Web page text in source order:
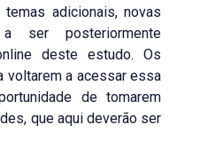
adicionais, novas
ser posteriormente
deste estudo. Os
voltarem a acessar essa
de tomarem
que aqui deverão ser